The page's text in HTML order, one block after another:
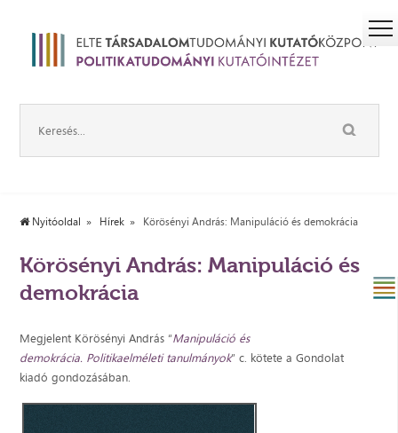
Nyitóoldal Hírek Körösényi András: Manipuláció és demokrácia
Körösényi András: Manipuláció és
demokrácia
Megjelent Körösényi András “Manipuláció és
demokrácia. Politikaelméleti tanulmányok” c. kötete a Gondolat
kiadó gondozásában.